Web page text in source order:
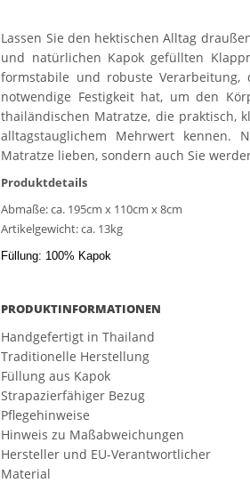
Lassen Sie den hektischen Alltag
und natürlichen Kapok gefüllten
formstabile und robuste
notwendige Festigkeit hat, um den
thailändischen Matratze, die praktisch,
alltagstauglichem Mehrwert kennen.
Matratze lieben, sondern auch Sie
Produktdetails
Abmaße: ca. 195cm x 110cm x 8cm
Artikelgewicht: ca. 13kg
Füllung: 100% Kapok
PRODUKTINFORMATIONEN
Handgefertigt in Thailand
Traditionelle Herstellung
Füllung aus Kapok
Strapazierfähiger Bezug
Pflegehinweise
Hinweis zu Maßabweichungen
Hersteller und EU-Verantwortlicher
Material